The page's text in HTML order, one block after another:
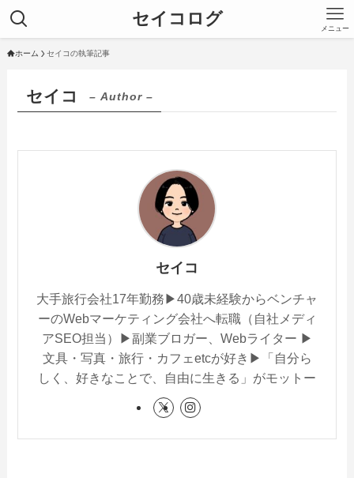
セイコログ メニュー
ホーム セイコの執筆記事
セイコ – Author –
セイコ
大手旅行会社17年勤務▶︎40歳未経験からベンチャ
ーのWebマーケティング会社へ転職（自社メディ
アSEO担当）▶︎副業ブロガー、Webライター ▶︎
文具・写真・旅行・カフェetcが好き▶︎「自分ら
しく、好きなことで、自由に生きる」がモットー